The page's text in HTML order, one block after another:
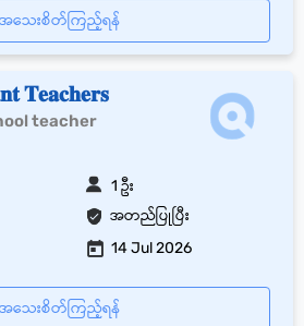
အသေးစိတ်ကြည့်ရန်
𝐓𝐞𝐚𝐜𝐡𝐞𝐫𝐬
teacher
အတည်ပြုပြီး
1 ဦး
14 Jul 2026
အသေးစိတ်ကြည့်ရန်